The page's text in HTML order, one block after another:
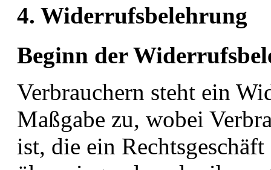
4. Widerrufsbelehrung
Beginn der
Verbrauchern steht ein
Maßgabe zu, wobei
ist, die ein